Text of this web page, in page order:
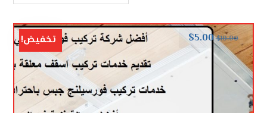
$10.00
$5.00 تخفيض!